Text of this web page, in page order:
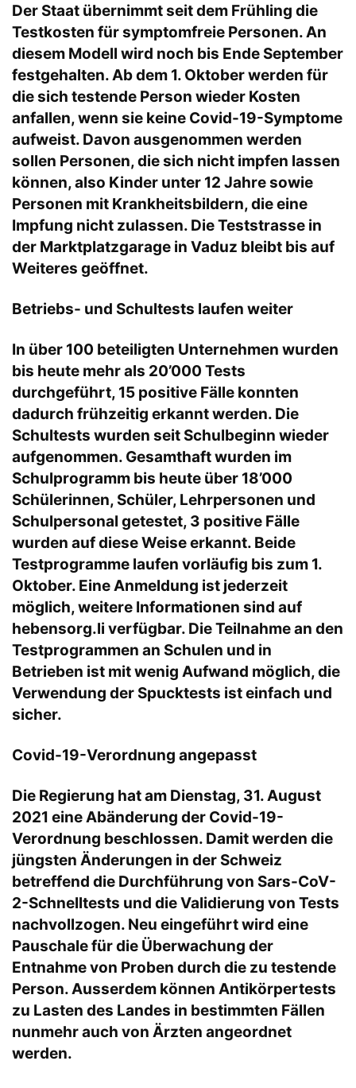
Der Staat übernimmt seit dem Frühling die
Testkosten für symptomfreie Personen. An
diesem Modell wird noch bis Ende September
festgehalten. Ab dem 1. Oktober werden für
die sich testende Person wieder Kosten
anfallen, wenn sie keine Covid-19-Symptome
aufweist. Davon ausgenommen werden
sollen Personen, die sich nicht impfen lassen
können, also Kinder unter 12 Jahre sowie
Personen mit Krankheitsbildern, die eine
Impfung nicht zulassen. Die Teststrasse in
der Marktplatzgarage in Vaduz bleibt bis auf
Weiteres geöffnet.
Betriebs- und Schultests laufen weiter
In über 100 beteiligten Unternehmen wurden
bis heute mehr als 20’000 Tests
durchgeführt, 15 positive Fälle konnten
dadurch frühzeitig erkannt werden. Die
Schultests wurden seit Schulbeginn wieder
aufgenommen. Gesamthaft wurden im
Schulprogramm bis heute über 18’000
Schülerinnen, Schüler, Lehrpersonen und
Schulpersonal getestet, 3 positive Fälle
wurden auf diese Weise erkannt. Beide
Testprogramme laufen vorläufig bis zum 1.
Oktober. Eine Anmeldung ist jederzeit
möglich, weitere Informationen sind auf
hebensorg.li verfügbar. Die Teilnahme an den
Testprogrammen an Schulen und in
Betrieben ist mit wenig Aufwand möglich, die
Verwendung der Spucktests ist einfach und
sicher.
Covid-19-Verordnung angepasst
Die Regierung hat am Dienstag, 31. August
2021 eine Abänderung der Covid-19-
Verordnung beschlossen. Damit werden die
jüngsten Änderungen in der Schweiz
betreffend die Durchführung von Sars-CoV-
2-Schnelltests und die Validierung von Tests
nachvollzogen. Neu eingeführt wird eine
Pauschale für die Überwachung der
Entnahme von Proben durch die zu testende
Person. Ausserdem können Antikörpertests
zu Lasten des Landes in bestimmten Fällen
nunmehr auch von Ärzten angeordnet
werden.